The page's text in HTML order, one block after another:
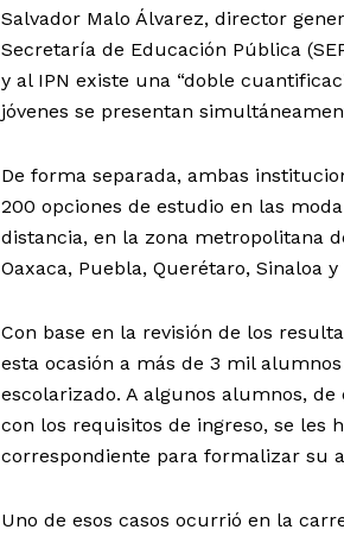
Salvador Malo Álvarez, director
Secretaría de Educación Pública
y al IPN existe una “doble
jóvenes se presentan
De forma separada, ambas
200 opciones de estudio en las
distancia, en la zona metropolitana
Oaxaca, Puebla, Querétaro, Sinaloa
Con base en la revisión de los
esta ocasión a más de 3 mil
escolarizado. A algunos alumnos,
con los requisitos de ingreso, se les
correspondiente para formalizar su
Uno de esos casos ocurrió en la